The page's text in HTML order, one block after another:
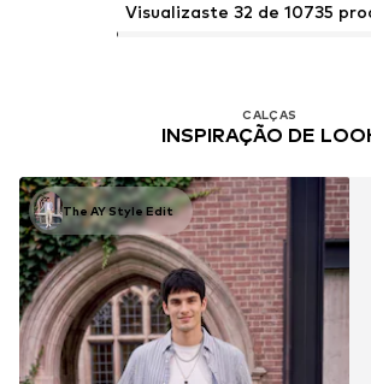
Visualizaste 32 de 10735
CALÇAS
INSPIRAÇÃO DE
The AY Style Edit